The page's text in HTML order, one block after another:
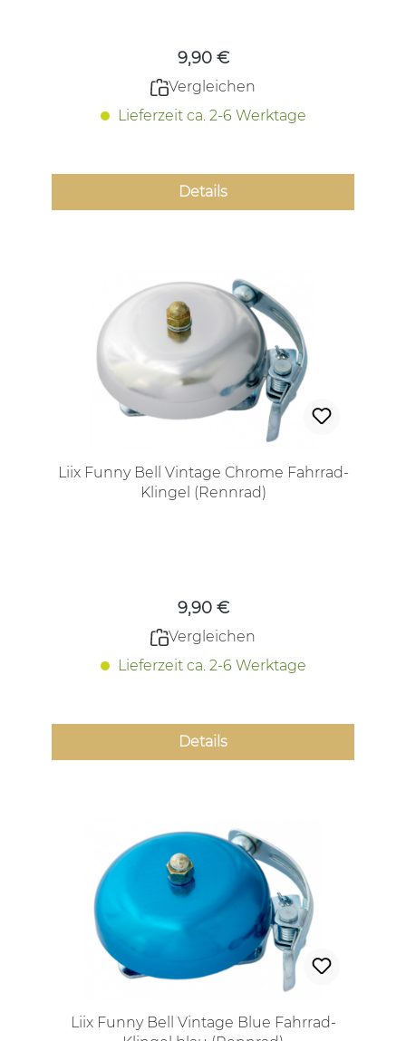
9,90 €
Vergleichen
Lieferzeit ca. 2-6 Werktage
Details
Liix Funny Bell Vintage Chrome Fahrrad-
Klingel (Rennrad)
9,90 €
Vergleichen
Lieferzeit ca. 2-6 Werktage
Details
Liix Funny Bell Vintage Blue Fahrrad-